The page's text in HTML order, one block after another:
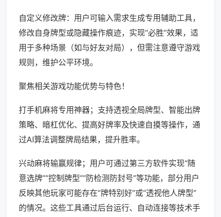
自定义修改牌：用户可输入需求生成专用辅助工具，
修改自身牌型或隐藏操作痕迹，实现“必胜”效果，适
用于多种场景（如与好友对局），但需注意遵守游戏
规则，维护公平环境。
聚焦相关游戏功能优势与特色！
打手机麻将专用神器；支持透视全局牌型、智能出牌
策略、暗杠优化、提高好牌率及快速自摸等操作，通
过AI算法调整牌局结果，提升胜率。
兴动麻将输赢规律；用户可通过第三方软件实现“随
意选牌”“控制牌型”“防检测防封号”等功能，部分用户
反映其他玩家可能存在“牌特别好”或“透视他人牌型”
的情况。这些工具通过后台运行、自动连接等技术手